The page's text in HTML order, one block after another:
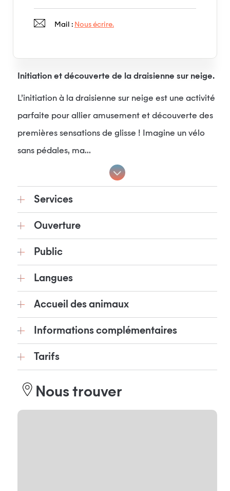
Initiation et découverte de la draisienne sur neige.
L’initiation à la draisienne sur neige est une activité
parfaite pour allier amusement et découverte des
premières sensations de glisse ! Imagine un vélo
sans pédales, ma...
Services
Ouverture
Public
Langues
Accueil des animaux
Informations complémentaires
Tarifs
Nous trouver
Mail : Nous écrire.